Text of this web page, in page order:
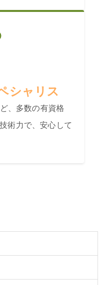
シャリス
、多数の有資格
術力で、安心して